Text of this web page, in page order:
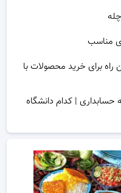
مناسب
برای خرید محصولات با
حسابداری | کدام دانشگاه